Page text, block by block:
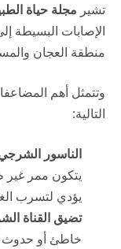
تشير مجلة حياة
الإصابات البسيطة
منطقة العجان
وتتمثل أهم
التالية:
الناسور
يتكون ممر غير
يؤدي لتسرب
تضيق القناة
خاطئ أو حدوث